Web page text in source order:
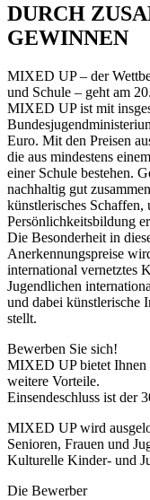
DURCH
GEWINNEN
MIXED UP – der
und Schule – geht am
MIXED UP ist mit
Euro. Mit den Preisen
die aus mindestens
einer Schule bestehen.
nachhaltig gut
künstlerisches Schaffen,
Persönlichkeitsbildung
Die Besonderheit in
Anerkennungspreise
international vernetztes
Jugendlichen
und dabei künstlerische
stellt.
Bewerben Sie sich!
MIXED UP bietet Ihnen
weitere Vorteile.
Einsendeschluss ist der
MIXED UP wird
Senioren, Frauen und
Kulturelle Kinder- und
Die Bewerber